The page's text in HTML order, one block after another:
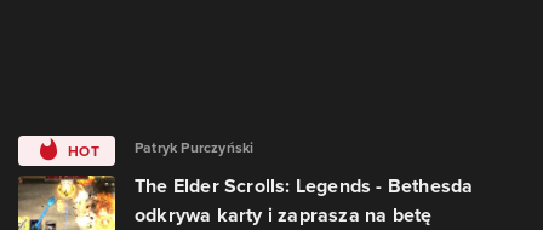
HOT Patryk Purczyński
The Elder Scrolls: Legends - Bethesda
odkrywa karty i zaprasza na betę